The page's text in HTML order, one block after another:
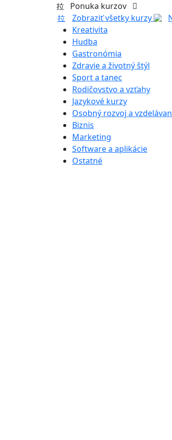
Ponuka kurzov
Zobraziť všetky kurzy
Kreativita
Hudba
Gastronómia
Zdravie a životný štýl
Sport a tanec
Rodičovstvo a vzťahy
Jazykové kurzy
Osobný rozvoj a
Biznis
Marketing
Software a aplikácie
Ostatné